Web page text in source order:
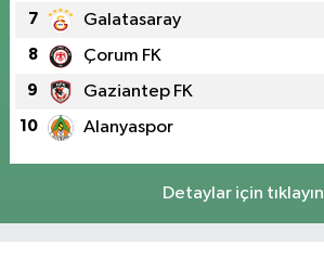
7 Galatasaray
8 Çorum FK
9 Gaziantep FK
10 Alanyaspor
Detaylar için tıklayın